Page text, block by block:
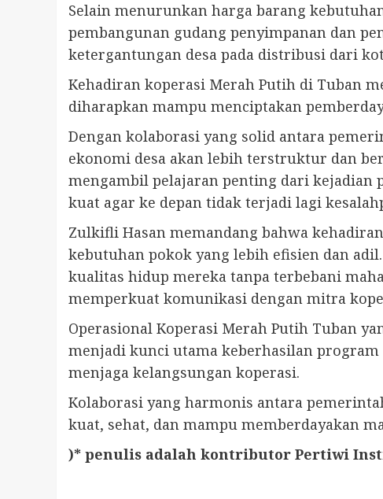
Selain menurunkan harga barang
pembangunan gudang penyimpanan dan
ketergantungan desa pada distribusi dari
Kehadiran koperasi Merah Putih di Tuban
diharapkan mampu menciptakan
Dengan kolaborasi yang solid antara
ekonomi desa akan lebih terstruktur dan
mengambil pelajaran penting dari kejadian
kuat agar ke depan tidak terjadi lagi
Zulkifli Hasan memandang bahwa
kebutuhan pokok yang lebih efisien dan
kualitas hidup mereka tanpa terbebani
memperkuat komunikasi dengan mitra
Operasional Koperasi Merah Putih Tuban
menjadi kunci utama keberhasilan program
menjaga kelangsungan koperasi.
Kolaborasi yang harmonis antara
kuat, sehat, dan mampu memberdayakan
)* penulis adalah kontributor Pertiwi